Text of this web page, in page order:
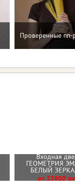
Проверенные пп-
Входная
ГЕОМЕТРИЯ
БЕЛЫЙ
от 33900